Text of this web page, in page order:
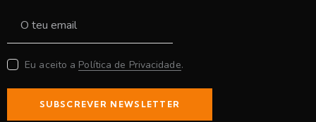
Eu aceito a Política de Privacidade.
SUBSCREVER NEWSLETTER